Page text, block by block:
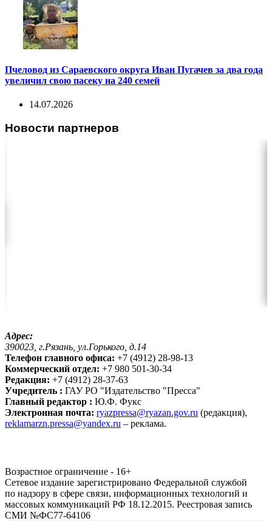
Пчеловод из Сараевского округа Иван Пугачев за два года
увеличил свою пасеку на 240 семей
14.07.2026
Новости партнеров
Адрес:
390023, г.Рязань, ул.Горького, д.14
Телефон главного офиса: +7 (4912) 28-98-13
Коммерческий отдел: +7 980 501-30-34
Редакция: +7 (4912) 28-37-63
Учредитель : ГАУ РО "Издательство "Пресса"
Главный редактор : Ю.Ф. Фукс
Электронная почта: ryazpressa@ryazan.gov.ru (редакция),
reklamarzn.pressa@yandex.ru – реклама.
Возрастное ограничение - 16+
Сетевое издание зарегистрировано Федеральной службой
по надзору в сфере связи, информационных технологий и
массовых коммуникаций РФ 18.12.2015. Реестровая запись
СМИ №ФС77-64106